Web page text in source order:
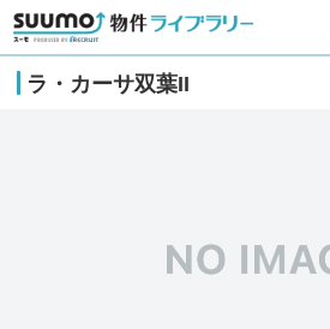
ラ・カーサ双葉II